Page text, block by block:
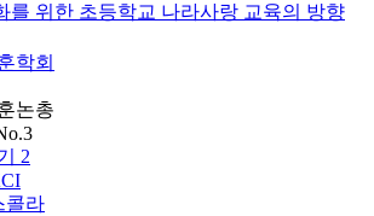
를 위한 초등학교 나라사랑 교육의 방향
학회
논총
2
콜라